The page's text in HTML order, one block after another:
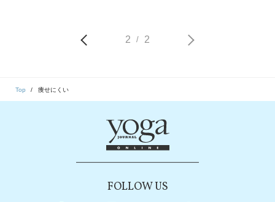
2 / 2
Top 痩せにくい
FOLLOW US